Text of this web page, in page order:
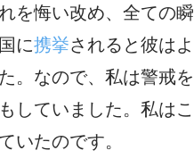
を悔い改め、全ての瞬
に携挙されると彼はよ
。なので、私は警戒を
していました。私はこ
いたのです。